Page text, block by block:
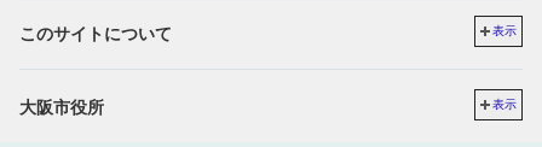
このサイトについて 表示
大阪市役所 表示